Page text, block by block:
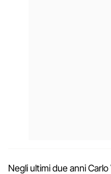
Negli ultimi due anni